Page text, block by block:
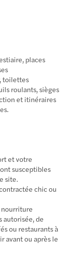
places
toilettes
roulants, sièges
et itinéraires
et votre
susceptibles
site.
chic ou
nourriture
autorisée, de
ou restaurants à
avant ou après le